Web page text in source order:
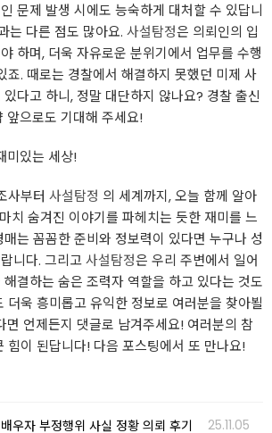
문제 발생 시에도 능숙하게 대처할 수 있답니
는 다른 점도 많아요. 사설탐정은 의뢰인의 입
하며, 더욱 자유로운 분위기에서 업무를 수행
죠. 때로는 경찰에서 해결하지 못했던 미제 사
다고 하니, 정말 대단하지 않나요? 경찰 출신
앞으로도 기대해 주세요!
미있는 세상!
사부터 사설탐정 의 세계까지, 오늘 함께 알아
치 숨겨진 이야기를 파헤치는 듯한 재미를 느
는 꼼꼼한 준비와 정보력이 있다면 누구나 성
니다. 그리고사설탐정은 우리 주변에서 일어
결하는 숨은 조력자 역할을 하고 있다는 것도
더욱 흥미롭고 유익한 정보로 여러분을 찾아뵐
면 언제든지 댓글로 남겨주세요! 여러분의 참
힘이 된답니다! 다음 포스팅에서 또 만나요!
우자 부정행위 사실 정황 의뢰 후기 25.11.05